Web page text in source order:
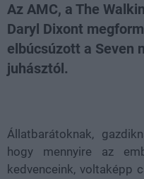
Az AMC, a The
Daryl Dixont
elbúcsúzott a Seven
juhásztól.
Állatbarátoknak,
hogy mennyire az
kedvenceink, voltaképp